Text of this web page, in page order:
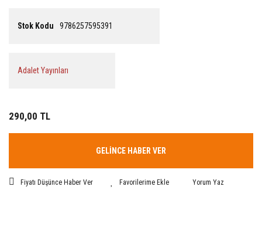
Stok Kodu 9786257595391
Adalet Yayınları
290,00 TL
GELİNCE HABER VER
Fiyatı Düşünce Haber Ver Yorum Yaz